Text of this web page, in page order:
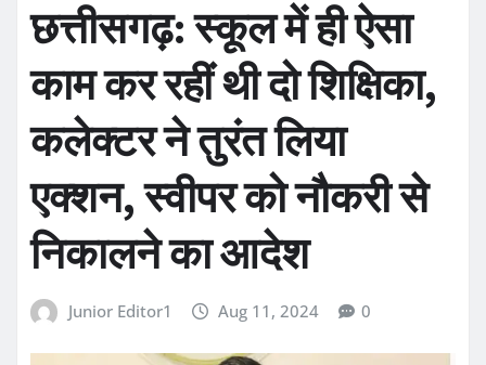
छत्तीसगढ़: स्कूल में ही ऐसा
काम कर रहीं थी दो शिक्षिका,
कलेक्टर ने तुरंत लिया
एक्शन, स्वीपर को नौकरी से
निकालने का आदेश
Junior Editor1 Aug 11, 2024 0